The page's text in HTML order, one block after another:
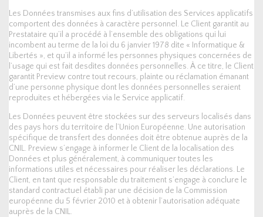
Les Données transmises aux fins d’utilisation des Services applicatifs
comportent des données à caractère personnel. Le Client garantit au
Prestataire qu’il a procédé à l’ensemble des obligations qui lui
incombent au terme de la loi du 6 janvier 1978 dite « Informatique &
Libertés », et qu’il a informé les personnes physiques concernées de
l’usage qui est fait desdites données personnelles. À ce titre, le Client
garantit Preview contre tout recours, plainte ou réclamation émanant
d’une personne physique dont les données personnelles seraient
reproduites et hébergées via le Service applicatif.
Les Données peuvent être stockées sur des serveurs localisés dans
des pays hors du territoire de l’Union Européenne. Une autorisation
spécifique de transfert des données doit être obtenue auprès de la
CNIL. Preview s’engage à informer le Client de la localisation des
Données et plus généralement, à communiquer toutes les
informations utiles et nécessaires pour réaliser les déclarations. Le
Client, en tant que responsable du traitement s’engage à conclure le
standard contractuel établi par une décision de la Commission
européenne du 5 février 2010 et à obtenir l’autorisation adéquate
auprès de la CNIL.